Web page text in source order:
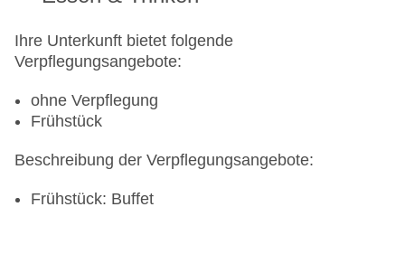
Ihre Unterkunft bietet folgende
Verpflegungsangebote:
ohne Verpflegung
Frühstück
Beschreibung der Verpflegungsangebote:
Frühstück: Buffet